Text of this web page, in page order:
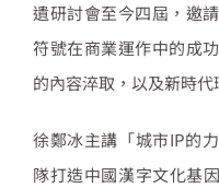
遺研討會至今四屆，邀
符號在商業運作中的成
的內容淬取，以及新時代
徐鄭冰主講「城市IP的
隊打造中國漢字文化基